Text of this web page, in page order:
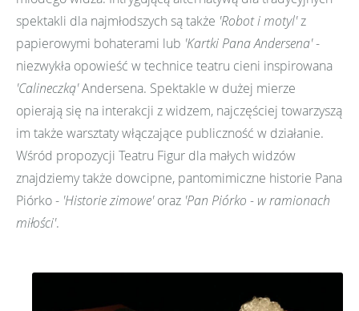
spektakli dla najmłodszych są także 'Robot i motyl'z
papierowymi bohaterami lub 'Kartki Pana Andersena'-
niezwykła opowieść w technice teatru cieni inspirowana
'Calineczką'Andersena. Spektakle w dużej mierze
opierają się na interakcji z widzem, najczęściej towarzyszą
im także warsztaty włączające publiczność w działanie.
Wśród propozycji Teatru Figur dla małych widzów
znajdziemy także dowcipne, pantomimiczne historie Pana
Piórko - 'Historie zimowe'oraz 'Pan Piórko - w ramionach
miłości'.